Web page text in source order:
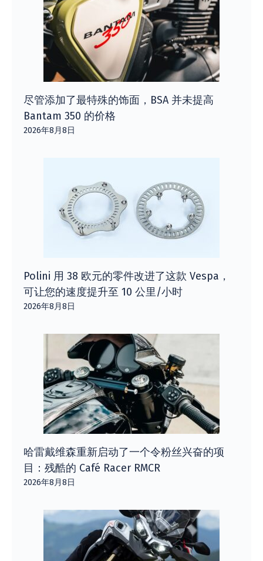
尽管添加了最特殊的饰面，BSA 并未提高
Bantam 350 的价格
2026年8月8日
Polini 用 38 欧元的零件改进了这款 Vespa，
可让您的速度提升至 10 公里/小时
2026年8月8日
哈雷戴维森重新启动了一个令粉丝兴奋的项
目：残酷的 Café Racer RMCR
2026年8月8日